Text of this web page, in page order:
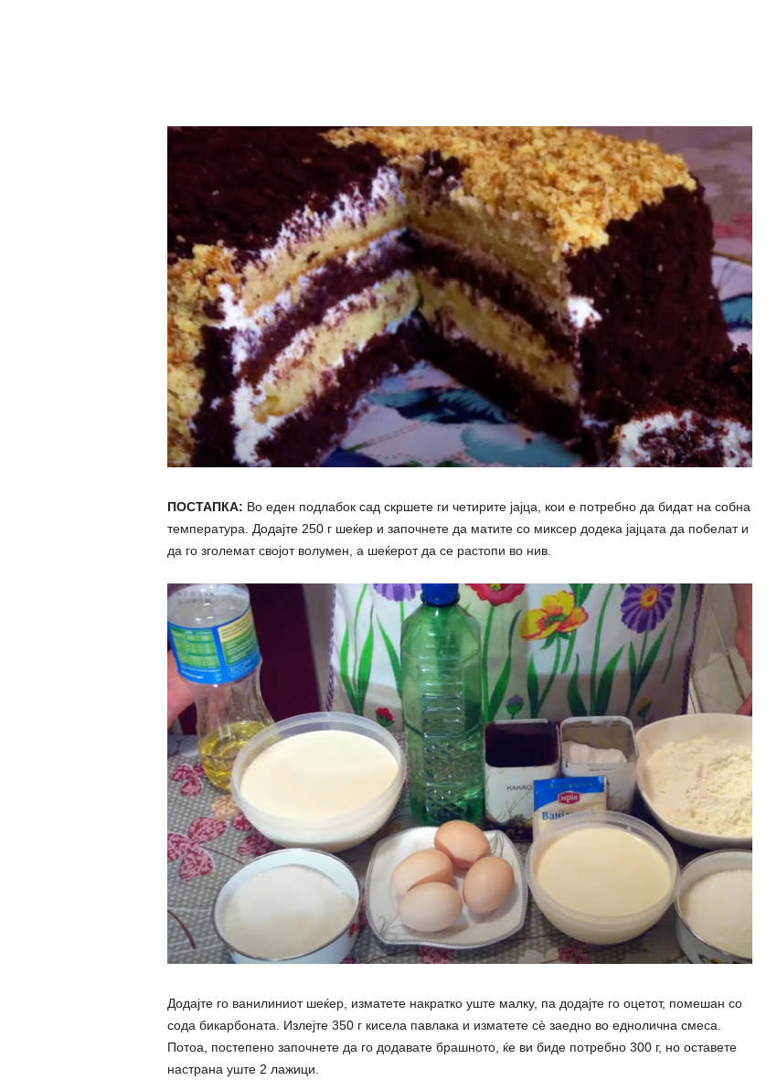
ПОСТАПКА: Во еден подлабок сад скршете ги четирите јајца, кои е потребно да бидат на собна
температура. Додајте 250 г шеќер и започнете да матите со миксер додека јајцата да побелат и
да го зголемат својот волумен, а шеќерот да се растопи во нив.
Додајте го ванилиниот шеќер, изматете накратко уште малку, па додајте го оцетот, помешан со
сода бикарбоната. Излејте 350 г кисела павлака и изматете сѐ заедно во еднолична смеса.
Потоа, постепено започнете да го додавате брашното, ќе ви биде потребно 300 г, но оставете
настрана уште 2 лажици.